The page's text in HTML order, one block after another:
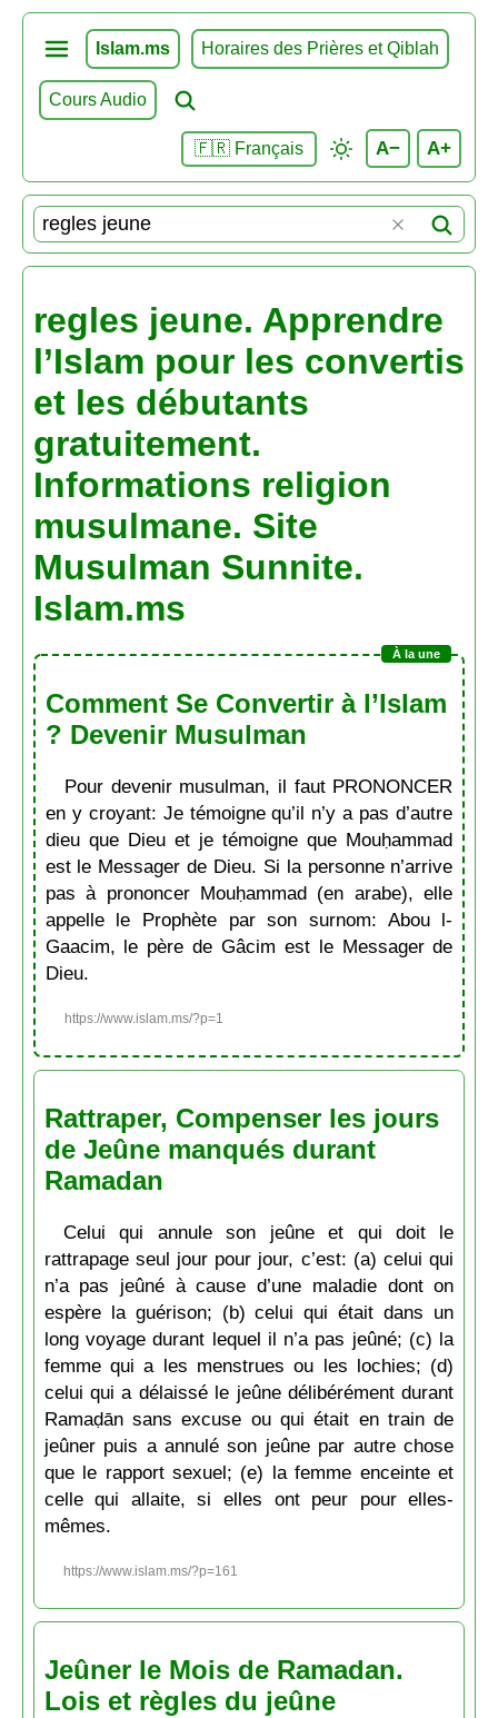
Islam.ms Horaires des Prières et Qiblah
Cours Audio
🇫🇷 Français A− A+
regles jeune. Apprendre
l’Islam pour les convertis
et les débutants
gratuitement.
Informations religion
musulmane. Site
Musulman Sunnite.
Islam.ms
Comment Se Convertir à l’Islam
? Devenir Musulman
Pour devenir musulman, il faut PRONONCER
en y croyant: Je témoigne qu’il n’y a pas d’autre
dieu que Dieu et je témoigne que Mouḥammad
est le Messager de Dieu. Si la personne n’arrive
pas à prononcer Mouḥammad (en arabe), elle
appelle le Prophète par son surnom: Abou l-
Gaacim, le père de Gâcim est le Messager de
Dieu.
https://www.islam.ms/?p=1
Rattraper, Compenser les jours
de Jeûne manqués durant
Ramadan
Celui qui annule son jeûne et qui doit le
rattrapage seul jour pour jour, c’est: (a) celui qui
n’a pas jeûné à cause d’une maladie dont on
espère la guérison; (b) celui qui était dans un
long voyage durant lequel il n’a pas jeûné; (c) la
femme qui a les menstrues ou les lochies; (d)
celui qui a délaissé le jeûne délibérément durant
Ramaḍān sans excuse ou qui était en train de
jeûner puis a annulé son jeûne par autre chose
que le rapport sexuel; (e) la femme enceinte et
celle qui allaite, si elles ont peur pour elles-
mêmes.
https://www.islam.ms/?p=161
Jeûner le Mois de Ramadan.
Lois et règles du jeûne